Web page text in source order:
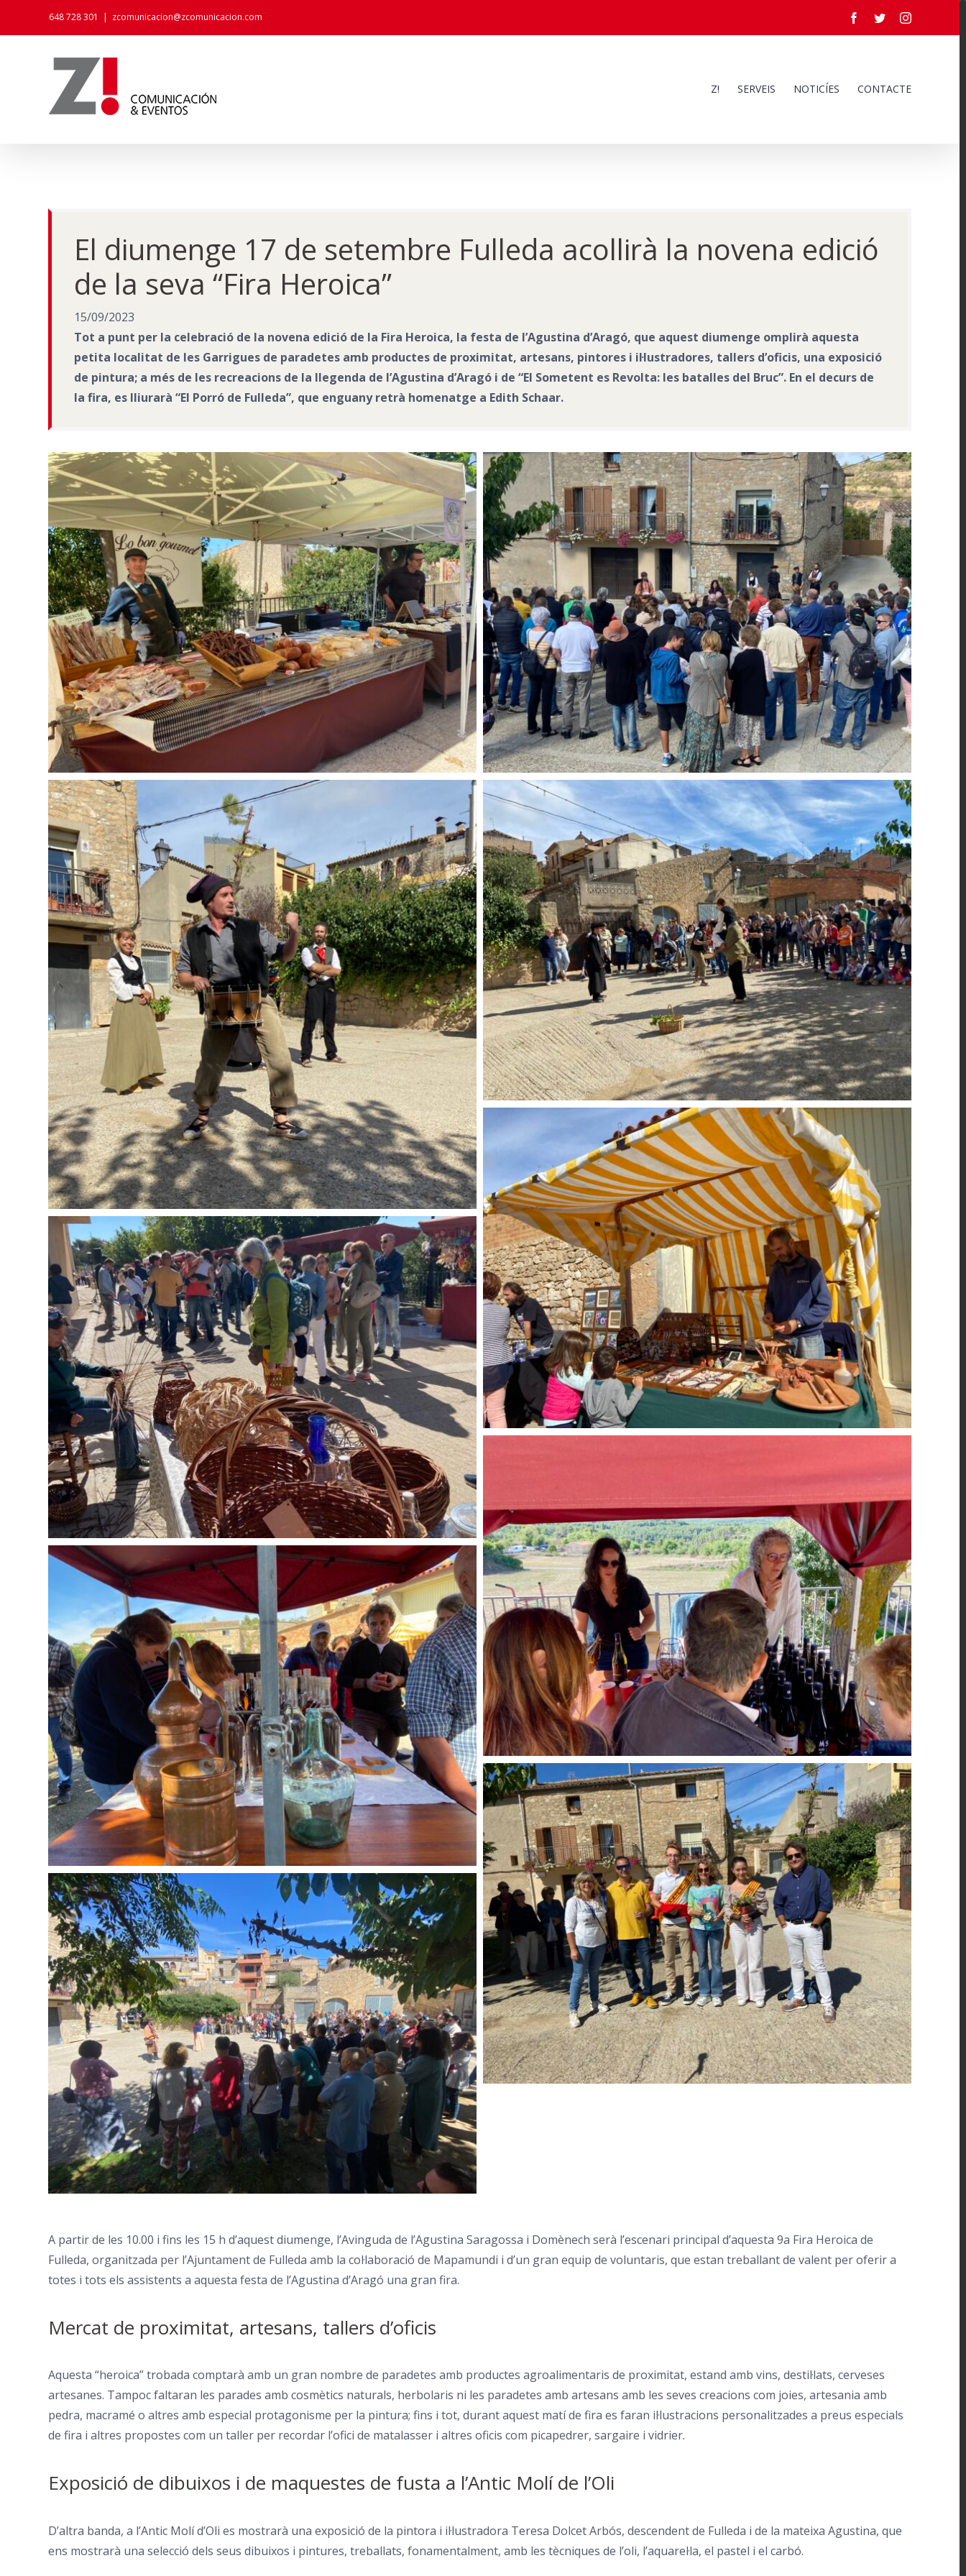
648 728 301 | zcomunicacion@zcomunicacion.com Facebook
TwitterInstagram
Z! SERVEIS NOTICÍES CONTACTE
El diumenge 17 de setembre Fulleda acollirà la novena edició
de la seva “Fira Heroica”
15/09/2023
Tot a punt per la celebració de la novena edició de la Fira Heroica, la festa de l’Agustina d’Aragó, que aquest diumenge omplirà aquesta
petita localitat de les Garrigues de paradetes amb productes de proximitat, artesans, pintores i il·lustradores, tallers d’oficis, una exposició
de pintura; a més de les recreacions de la llegenda de l’Agustina d’Aragó i de “El Sometent es Revolta: les batalles del Bruc”. En el decurs de
la fira, es lliurarà “El Porró de Fulleda”, que enguany retrà homenatge a Edith Schaar.
A partir de les 10.00 i fins les 15 h d’aquest diumenge, l’Avinguda de l’Agustina Saragossa i Domènech serà l’escenari principal d’aquesta 9a Fira Heroica de
Fulleda, organitzada per l’Ajuntament de Fulleda amb la col·laboració de Mapamundi i d’un gran equip de voluntaris, que estan treballant de valent per oferir a
totes i tots els assistents a aquesta festa de l’Agustina d’Aragó una gran fira.
Mercat de proximitat, artesans, tallers d’oficis
Aquesta “heroica” trobada comptarà amb un gran nombre de paradetes amb productes agroalimentaris de proximitat, estand amb vins, destil·lats, cerveses
artesanes. Tampoc faltaran les parades amb cosmètics naturals, herbolaris ni les paradetes amb artesans amb les seves creacions com joies, artesania amb
pedra, macramé o altres amb especial protagonisme per la pintura; fins i tot, durant aquest matí de fira es faran il·lustracions personalitzades a preus especials
de fira i altres propostes com un taller per recordar l’ofici de matalasser i altres oficis com picapedrer, sargaire i vidrier.
Exposició de dibuixos i de maquestes de fusta a l’Antic Molí de l’Oli
D’altra banda, a l’Antic Molí d’Oli es mostrarà una exposició de la pintora i il·lustradora Teresa Dolcet Arbós, descendent de Fulleda i de la mateixa Agustina, que
ens mostrarà una selecció dels seus dibuixos i pintures, treballats, fonamentalment, amb les tècniques de l’oli, l’aquarel·la, el pastel i el carbó.